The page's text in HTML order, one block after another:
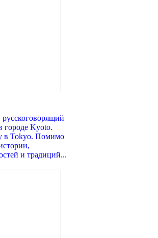
городе Kyoto.
в Tokyo. Помимо
и традиций...